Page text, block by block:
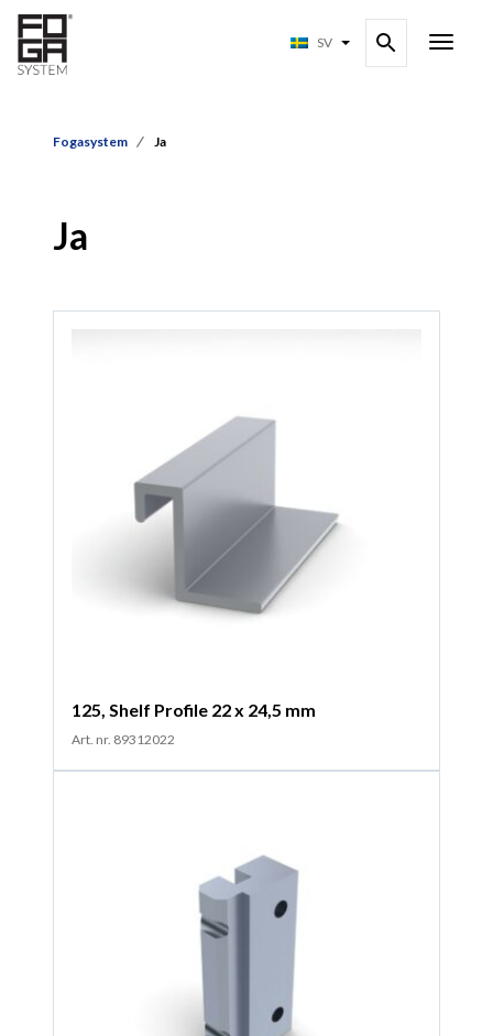
SV
Fogasystem Ja
Ja
125, Shelf Profile 22 x 24,5 mm
Art. nr. 89312022